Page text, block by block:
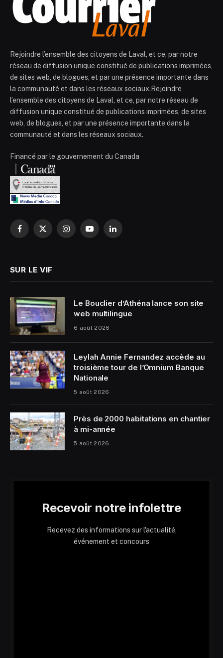
Rejoindre l’ensemble des citoyens de Laval, et ce, par notre
réseau de diffusion unique constitué de publications imprimées,
de sites web, de blogues, et par une présence importante dans
la communauté et dans les réseaux sociaux.Rejoindre
l’ensemble des citoyens de Laval, et ce, par notre réseau de
diffusion unique constitué de publications imprimées, de sites
web, de blogues, et par une présence importante dans la
communauté et dans les réseaux sociaux.
Financé par le gouvernement du Canada
Facebook
X
InstagramYouTubeLinkedIn
SUR LE VIF
Le Bouclier d’Athéna lance son site
web multilingue
6 août 2026
Leylah Annie Fernandez accède au
troisième tour de l’Omnium Banque
Nationale
5 août 2026
Près de 2000 habitations en chantier
à mi-année
5 août 2026
Recevoir notre infolettre
Recevez des informations sur l'actualité,
événement et concours